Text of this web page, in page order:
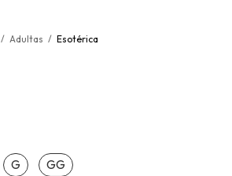
/ Adultas / Esotérica
G GG